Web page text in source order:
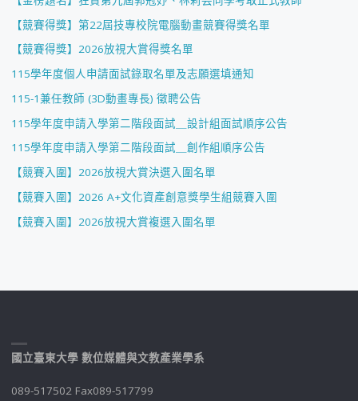
【競賽得獎】第22屆技專校院電腦動畫競賽得獎名單
【競賽得獎】2026放視大賞得獎名單
115學年度個人申請面試錄取名單及志願選填通知
115-1兼任教師 (3D動畫專長) 徵聘公告
115學年度申請入學第二階段面試＿設計組面試順序公告
115學年度申請入學第二階段面試＿創作組順序公告
【競賽入圍】2026放視大賞決選入圍名單
【競賽入圍】2026 A+文化資產創意獎學生組競賽入圍
【競賽入圍】2026放視大賞複選入圍名單
國立臺東大學 數位媒體與文教產業學系
089-517502 Fax089-517799